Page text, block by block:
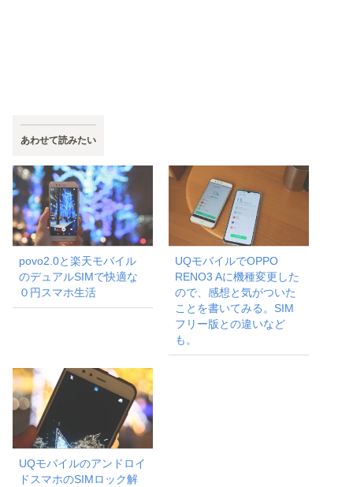
あわせて読みたい
povo2.0と楽天モバイル
のデュアルSIMで快適な
０円スマホ生活
UQモバイルでOPPO
RENO3 Aに機種変更した
ので、感想と気がついた
ことを書いてみる。SIM
フリー版との違いなど
も。
UQモバイルのアンドロイ
ドスマホのSIMロック解